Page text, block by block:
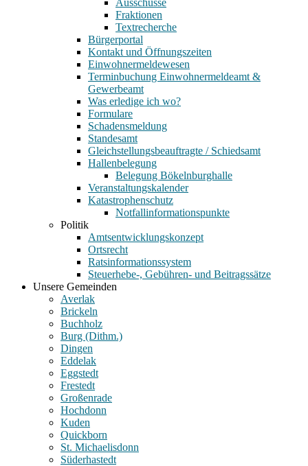
Ausschüsse
Fraktionen
Textrecherche
Bürgerportal
Kontakt und Öffnungszeiten
Einwohnermeldewesen
Terminbuchung Einwohnermeldeamt &
Gewerbeamt
Was erledige ich wo?
Formulare
Schadensmeldung
Standesamt
Gleichstellungsbeauftragte / Schiedsamt
Hallenbelegung
Belegung Bökelnburghalle
Veranstaltungskalender
Katastrophenschutz
Notfallinformationspunkte
Politik
Amtsentwicklungskonzept
Ortsrecht
Ratsinformationssystem
Steuerhebe-, Gebühren- und Beitragssätze
Unsere Gemeinden
Averlak
Brickeln
Buchholz
Burg (Dithm.)
Dingen
Eddelak
Eggstedt
Frestedt
Großenrade
Hochdonn
Kuden
Quickborn
St. Michaelisdonn
Süderhastedt